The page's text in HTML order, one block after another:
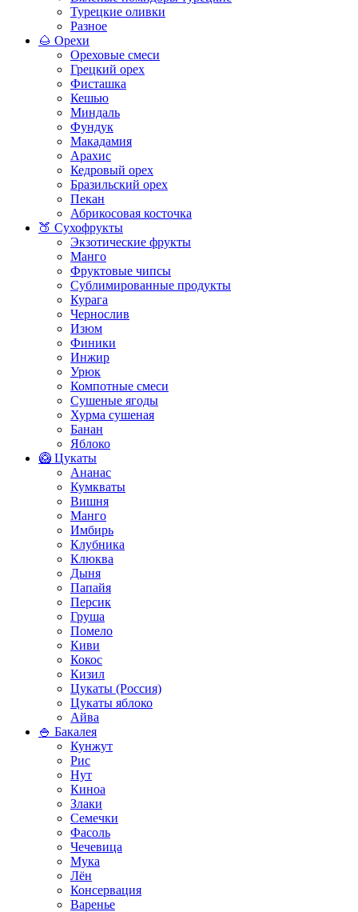
Турецкие оливки
Разное
🌰 Орехи
Ореховые смеси
Грецкий орех
Фисташка
Кешью
Миндаль
Фундук
Макадамия
Арахис
Кедровый орех
Бразильский орех
Пекан
Абрикосовая косточка
🍑 Сухофрукты
Экзотические фрукты
Манго
Фруктовые чипсы
Сублимированные продукты
Курага
Чернослив
Изюм
Финики
Инжир
Урюк
Компотные смеси
Сушеные ягоды
Хурма сушеная
Банан
Яблоко
🥝 Цукаты
Ананас
Кумкваты
Вишня
Манго
Имбирь
Клубника
Клюква
Дыня
Папайя
Персик
Груша
Помело
Киви
Кокос
Кизил
Цукаты (Россия)
Цукаты яблоко
Айва
🍚 Бакалея
Кунжут
Рис
Нут
Киноа
Злаки
Семечки
Фасоль
Чечевица
Мука
Лён
Консервация
Варенье